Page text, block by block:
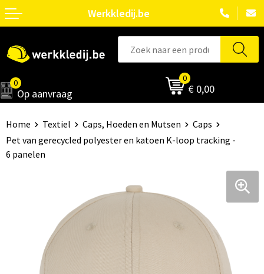
Werkkledij.be
0
Op aanvraag
0
€ 0,00
Home Textiel Caps, Hoeden en Mutsen
Caps
Pet van gerecycled polyester en katoen K-loop tracking -
6 panelen